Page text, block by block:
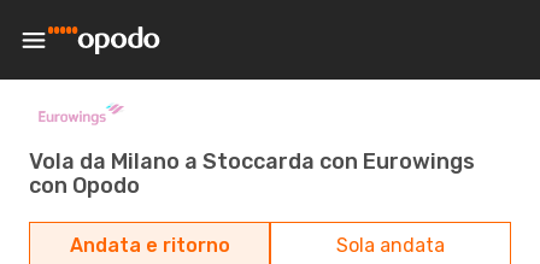
Vola da Milano a Stoccarda con Eurowings
con Opodo
Andata e ritorno Sola andata